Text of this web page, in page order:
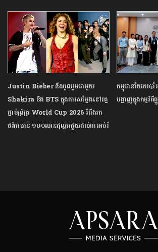
Justin Bieber នឹងចូលរួមជាមួយ
Shakira និង BTS ក្នុងការសម្ដែងនៅវគ្គ
ផ្ដាច់ព្រ័ត្រ World Cup 2026 រំពឹងរក
ថវិកាបាន ១០០លានដុល្លារជួយដល់ការអប់រំ
កម្ពុជា​នាំ​យក​របាំ​
បង្ហាញ​ក្នុង​កម្មវិ